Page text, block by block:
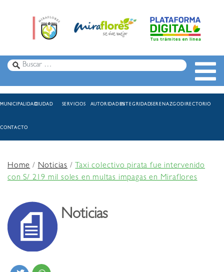
MUNICIPALIDADCIUDAD SERVICIOS AUTORIDADESINTEGRIDADSERENAZGODIRECTORIO
CONTACTO
Home/Noticias /Taxi colectivo pirata fue intervenido
con S/ 219 mil soles en multas impagas en Miraflores
Noticias